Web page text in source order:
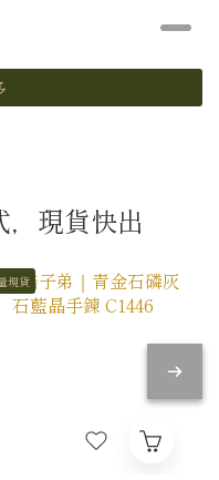
現貨快出
現貨